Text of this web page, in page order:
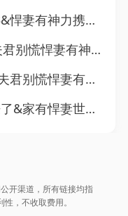
良田3（100集）AI短剧
神力（100集）AI短剧
力3（100集）AI短剧
站起来了（84集）AI短剧
开渠道，所有链接均指
，不收取费用。